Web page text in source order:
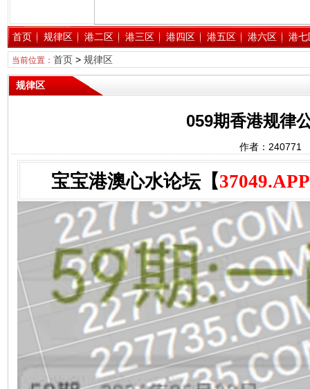
首页 规律区 港二区 港三区 港四区 港五区 港六区 港七
当前位置： 首页> 规律区
规律区
059期香港规律
作者：240771
宝宝港澳心水论坛【37049.APP